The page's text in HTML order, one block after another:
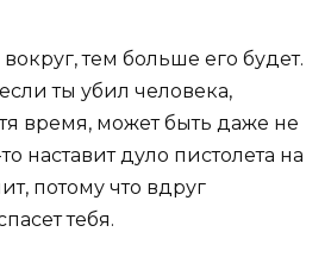
тем больше его будет.
ты убил человека,
время, может быть даже не
наставит дуло пистолета на
потому что вдруг
тебя.